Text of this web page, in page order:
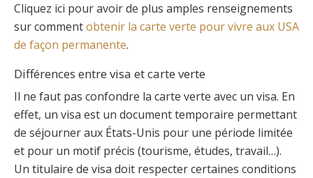
Cliquez ici pour avoir de plus amples renseignements
sur commentobtenir la carte verte pour vivre aux USA
de façon permanente.
Différences entre visa et carte verte
Il ne faut pas confondre la carte verte avec un visa. En
effet, un visa est un document temporaire permettant
de séjourner aux États-Unis pour une période limitée
et pour un motif précis (tourisme, études, travail…).
Un titulaire de visa doit respecter certaines conditions